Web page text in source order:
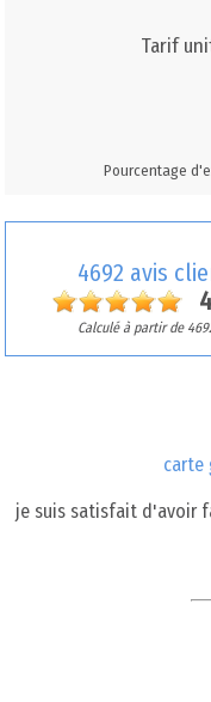
Tarif
Pourcentage
4692 avis
Calculé à partir de
carte
je suis satisfait d'avoir